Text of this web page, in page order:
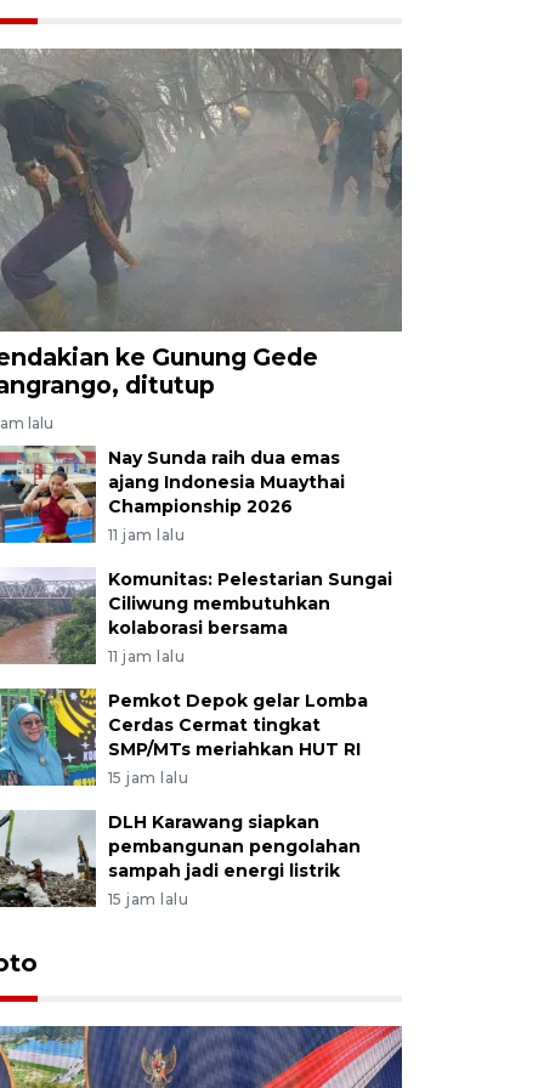
ke Gunung Gede
ditutup
lalu
Nay Sunda raih dua emas
ajang Indonesia Muaythai
Championship 2026
11 jam lalu
Komunitas: Pelestarian Sungai
Ciliwung membutuhkan
kolaborasi bersama
11 jam lalu
Pemkot Depok gelar Lomba
Cerdas Cermat tingkat
SMP/MTs meriahkan HUT RI
15 jam lalu
DLH Karawang siapkan
pembangunan pengolahan
sampah jadi energi listrik
15 jam lalu